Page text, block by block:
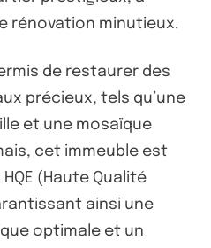
rénovation minutieux.
de restaurer des
précieux, tels qu’une
et une mosaïque
cet immeuble est
(Haute Qualité
ainsi une
optimale et un